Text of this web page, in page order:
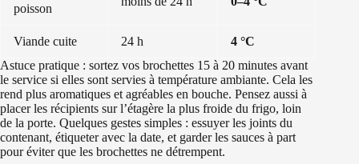
poisson
Viande cuite 24 h
4 °C
Astuce pratique : sortez vos brochettes 15 à 20 minutes avant
le service si elles sont servies à température ambiante. Cela les
rend plus aromatiques et agréables en bouche. Pensez aussi à
placer les récipients sur l’étagère la plus froide du frigo, loin
de la porte. Quelques gestes simples : essuyer les joints du
contenant, étiqueter avec la date, et garder les sauces à part
pour éviter que les brochettes ne détrempent.